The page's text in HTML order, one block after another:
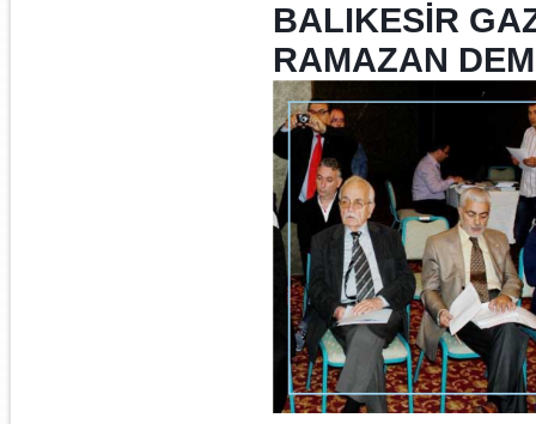
BALIKESİR
RAMAZAN